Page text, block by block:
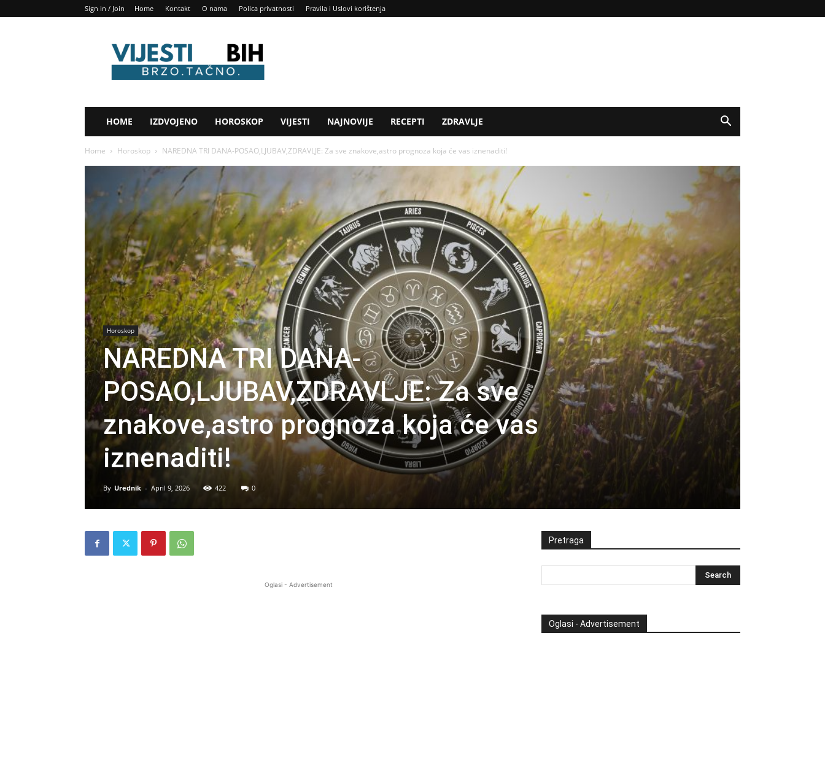
Sign in / Join Home Kontakt O nama Polica privatnosti Pravila i Uslovi korištenja
BIH
HOME IZDVOJENO HOROSKOP VIJESTI NAJNOVIJE RECEPTI ZDRAVLJE
Home Horoskop NAREDNA TRI DANA-POSAO,LJUBAV,ZDRAVLJE: Za sve znakove,astro prognoza koja će vas iznenaditi!
Horoskop
NAREDNA TRI DANA-
POSAO,LJUBAV,ZDRAVLJE: Za sve
znakove,astro prognoza koja će vas
iznenaditi!
By Urednik - April 9, 2026 422 0
Oglasi - Advertisement
Pretraga
Oglasi - Advertisement